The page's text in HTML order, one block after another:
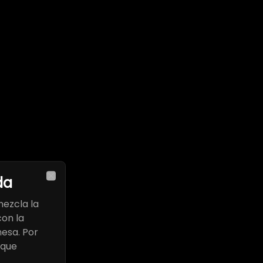
la
la
Por